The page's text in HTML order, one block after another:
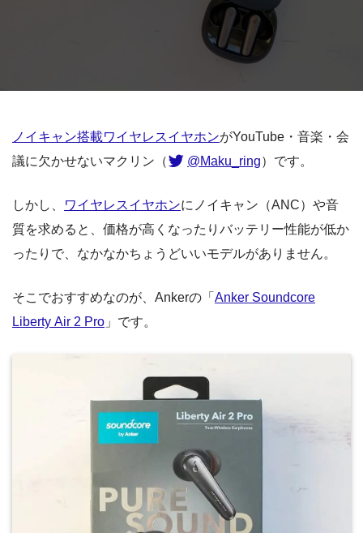
ノイキャン搭載ワイヤレスイヤホンがYouTube・音楽・会
議に欠かせないマクリン（
@Maku_ring）です。
しかし、 ワイヤレスイヤホンにノイキャン（ANC）や音
質を求めると、価格が高くなったりバッテリー性能が低か
ったりで、なかなかちょうどいいモデルがありません。
そこでおすすめなのが、Ankerの「 Anker Soundcore
Liberty Air 2 Pro 」です。